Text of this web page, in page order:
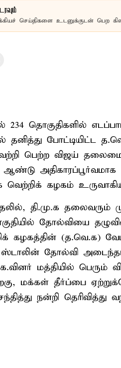
செய்திகளை உடனுக்குடன் பெற
தொகுதிகளில்
தனித்து போட்டியிட்ட
பெற்ற விஜய்
கழகம்
தி.மு.க
தோல்வியை
கழகத்தின் (த.வெ.க)
ஸ்டாலின் தோல்வி
மத்தியில் பெரும்
மக்கள் தீர்ப்பை
நன்றி தெரிவித்து